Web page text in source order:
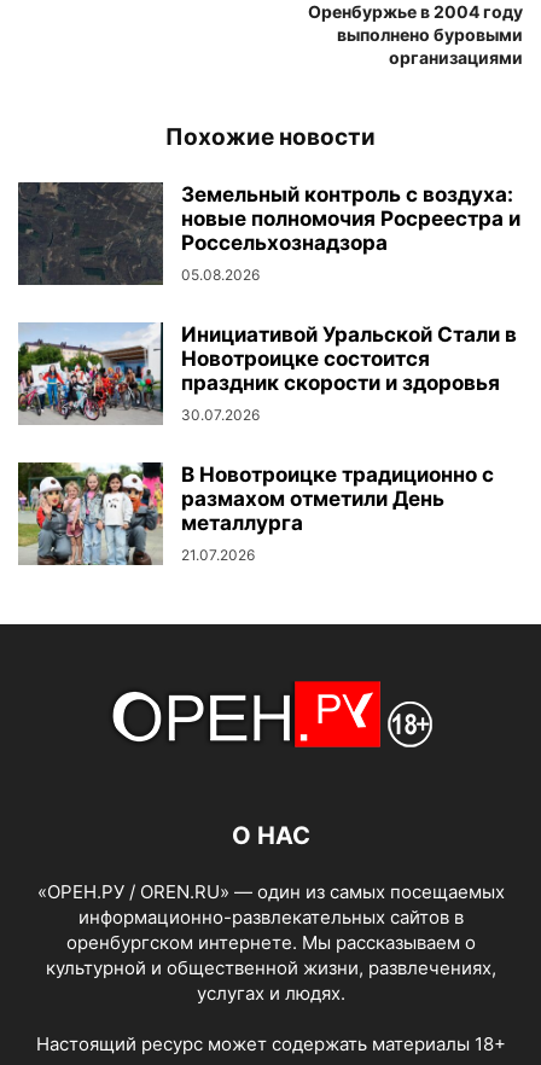
Оренбуржье в 2004 году
выполнено буровыми
организациями
Похожие новости
Земельный контроль с воздуха:
новые полномочия Росреестра и
Россельхознадзора
05.08.2026
Инициативой Уральской Стали в
Новотроицке состоится
праздник скорости и здоровья
30.07.2026
В Новотроицке традиционно с
размахом отметили День
металлурга
21.07.2026
О НАС
«ОРЕН.РУ / OREN.RU» — один из самых посещаемых
информационно-развлекательных сайтов в
оренбургском интернете. Мы рассказываем о
культурной и общественной жизни, развлечениях,
услугах и людях.
Настоящий ресурс может содержать материалы 18+